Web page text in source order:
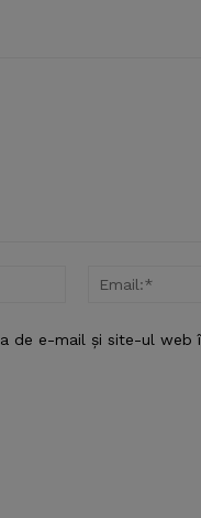
Nume:*
de e-mail și site-ul